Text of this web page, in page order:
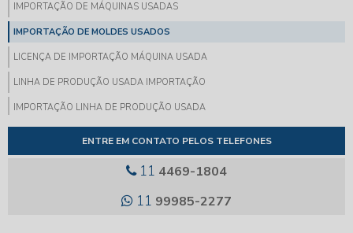
IMPORTAÇÃO DE MÁQUINAS USADAS
IMPORTAÇÃO DE MOLDES USADOS
LICENÇA DE IMPORTAÇÃO MÁQUINA USADA
LINHA DE PRODUÇÃO USADA IMPORTAÇÃO
IMPORTAÇÃO LINHA DE PRODUÇÃO USADA
CONSULTA ADUANAS
OBTENÇÃO DE EX TARIFÁRIO
ENTRE EM CONTATO PELOS TELEFONES
11 4469-1804
11 99985-2277